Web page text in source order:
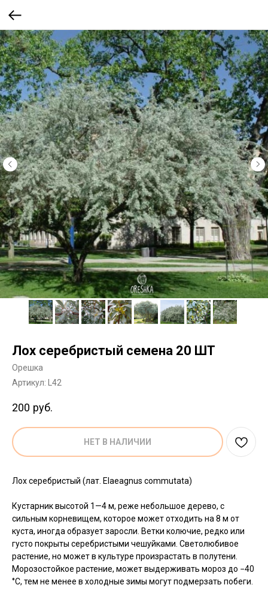
Лох серебристый семена 20 ШТ
Орешка
Артикул:
L42
200 руб.
НЕТ В НАЛИЧИИ
Лох серебристый (лат. Elaeagnus commutata)
Кустарник высотой 1—4 м, реже небольшое дерево, с
сильным корневищем, которое может отходить на 8 м от
куста, иногда образует заросли. Ветки колючие, редко или
густо покрыты серебристыми чешуйками. Светолюбивое
растение, но может в культуре произрастать в полутени.
Морозостойкое растение, может выдерживать мороз до −40
°C, тем не менее в холодные зимы могут подмерзать побеги.